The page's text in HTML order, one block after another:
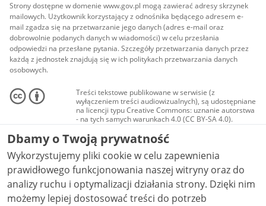
Strony dostępne w domenie www.gov.pl mogą zawierać adresy skrzynek
mailowych. Użytkownik korzystający z odnośnika będącego adresem e-
mail zgadza się na przetwarzanie jego danych (adres e-mail oraz
dobrowolnie podanych danych w wiadomości) w celu przesłania
odpowiedzi na przesłane pytania. Szczegóły przetwarzania danych przez
każdą z jednostek znajdują się w ich politykach przetwarzania danych
osobowych.
Treści tekstowe publikowane w serwisie (z
wyłączeniem treści audiowizualnych), są udostępniane
na licencji typu Creative Commons: uznanie autorstwa
- na tych samych warunkach 4.0 (CC BY-SA 4.0).
Materiały audiowizualne, w tym zdjęcia, materiały
audio i wideo, są udostępniane na licencji typu
Creative Commons: uznanie autorstwa użycie
niekomercyjne - bez utworów zależnych 4.0 (CC BY-
NC-ND 4.0), o ile nie jest to stwierdzone inaczej.
Dbamy o Twoją prywatność
Wykorzystujemy pliki cookie w celu zapewnienia
prawidłowego funkcjonowania naszej witryny oraz do
analizy ruchu i optymalizacji działania strony. Dzięki nim
możemy lepiej dostosować treści do potrzeb